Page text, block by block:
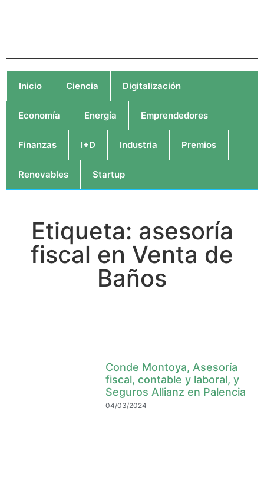
Inicio Ciencia Digitalización
Economía Energía Emprendedores
Finanzas I+D Industria Premios
Renovables Startup
Etiqueta: asesoría
fiscal en Venta de
Baños
Conde Montoya, Asesoría
fiscal, contable y laboral, y
Seguros Allianz en Palencia
04/03/2024